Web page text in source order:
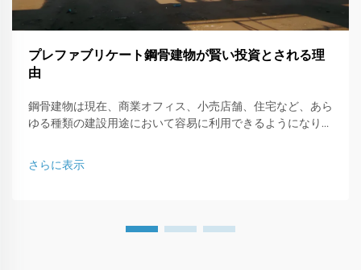
プレファブリケート鋼骨建物が賢い投資とされる理
由
鋼骨建物は現在、商業オフィス、小売店舗、住宅など、あら
ゆる種類の建設用途において容易に利用できるようになりま
ス投資なのか、その理由について説明します。
さらに表示